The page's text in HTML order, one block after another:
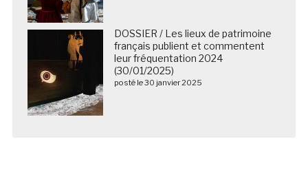
DOSSIER / Les lieux de patrimoine
français publient et commentent
leur fréquentation 2024
(30/01/2025)
posté le 30 janvier 2025